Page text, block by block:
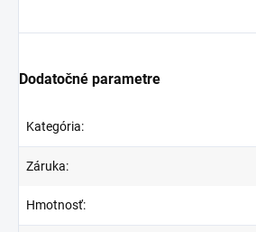
Dodatočné parametre
Kategória:
Záruka:
Hmotnosť: